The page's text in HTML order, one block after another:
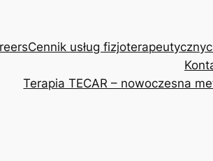
Cennik usług
Terapia TECAR – nowoczesna